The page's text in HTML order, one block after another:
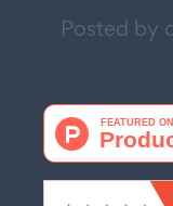
Posted by